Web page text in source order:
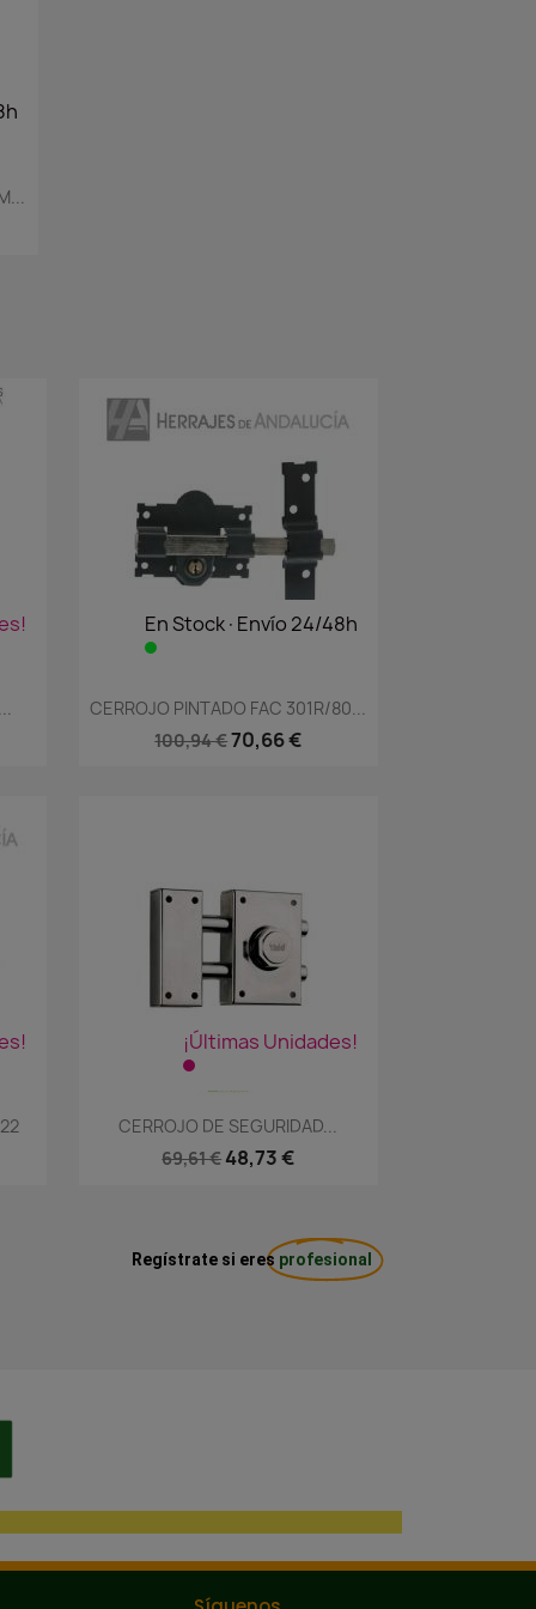
En Stock·Envío 24/48h
Vista rápida
CERROJO PINTADO FAC 301R/80...
100,94 €70,66 €
¡Últimas Unidades!
Vista rápida
CERROJO DE SEGURIDAD...
69,61 € 48,73 €
Regístrate si eres profesional